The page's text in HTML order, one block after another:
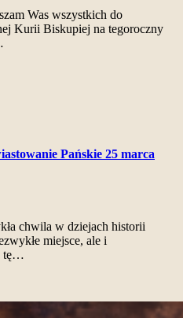
Was wszystkich do
Kurii Biskupiej na tegoroczny
Pańskie 25 marca
chwila w dziejach historii
miejsce, ale i
tę…